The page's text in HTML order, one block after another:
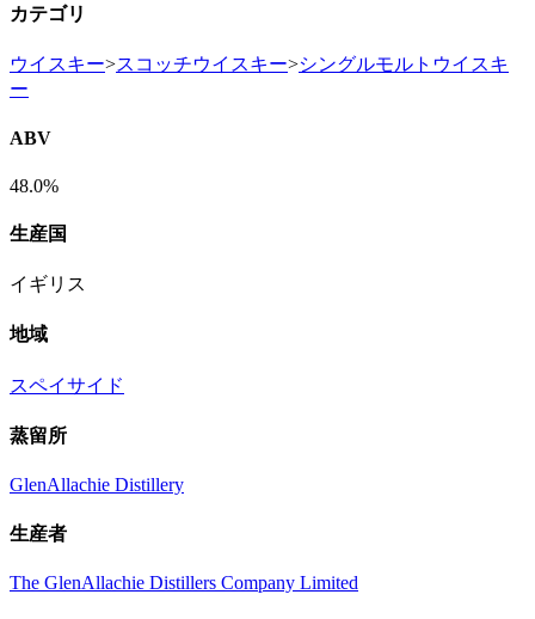
カテゴリ
ウイスキー>スコッチウイスキー>シングルモルトウイスキ
ー
ABV
48.0%
生産国
イギリス
地域
スペイサイド
蒸留所
GlenAllachie Distillery
生産者
The GlenAllachie Distillers Company Limited